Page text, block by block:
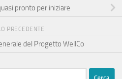
pronto per iniziare
PRECEDENTE
del Progetto WellCo